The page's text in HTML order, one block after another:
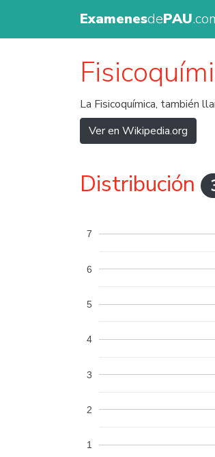
ExamenesdePAU
La Fisicoquímica, también
Ver en Wikipedia.org
Distribución
1
2
3
4
5
6
7